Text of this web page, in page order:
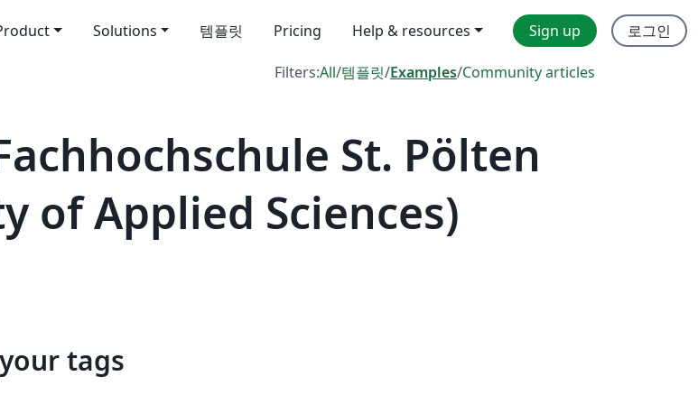
Solutions 템플릿 Pricing Help & resources Sign up 로그인
Filters:All/템플릿/Examples/Community articles
St. Pölten
of Applied Sciences)
tags